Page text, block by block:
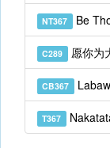
NT367 Be
C289 愿你为
CB367
T367